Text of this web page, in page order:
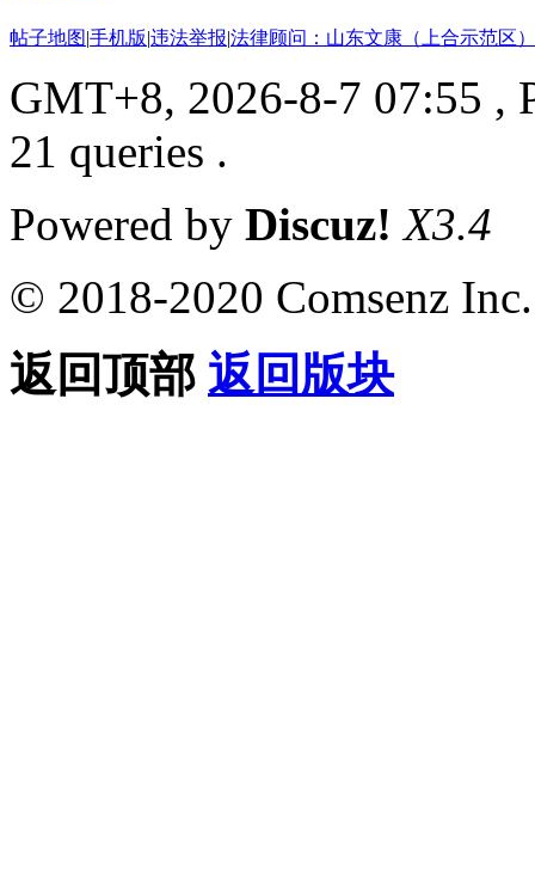
帖子地图|手机版|违法举报|法律顾问：山东文康（上合示范区
GMT+8, 2026-8-7 07:55 ,
21 queries .
Powered by Discuz! X3.4
© 2018-2020 Comsenz Inc.
返回顶部 返回版块